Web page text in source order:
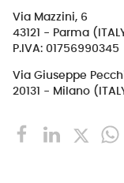
Via Mazzini, 6
43121 - Parma
P.IVA: 01756990345
Via Giuseppe
20131 - Milano